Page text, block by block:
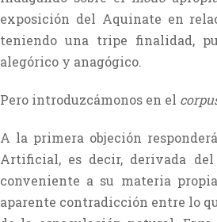
exposición del Aquinate en
teniendo una tripe finalidad,
alegórico y anagógico.
Pero introduzcámonos en el
A la primera objeción
Artificial, es decir, derivada
conveniente a su materia
aparente contradicción entre lo